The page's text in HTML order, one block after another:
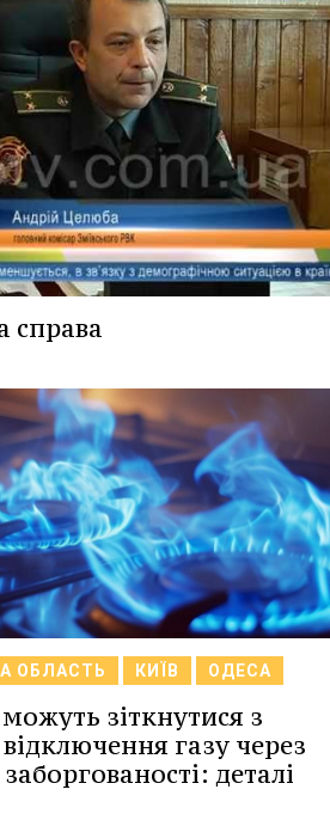
справа
ОБЛАСТЬ КИЇВ ОДЕСА
зіткнутися з
газу через
деталі